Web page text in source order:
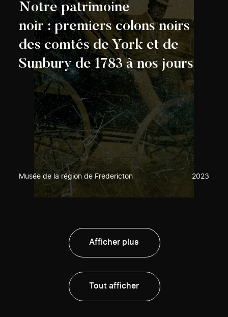
Notre patrimoine
noir : premiers colons noirs
des comtés de York et de
Sunbury de 1783 à nos jours
Musée de la région de Fredericton 2023
Afficher plus
Tout afficher